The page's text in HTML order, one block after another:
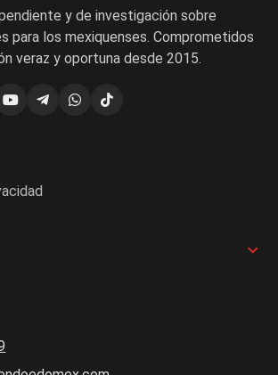
y de investigación sobre
para los mexiquenses. Comprometidos
veraz y oportuna desde 2015.